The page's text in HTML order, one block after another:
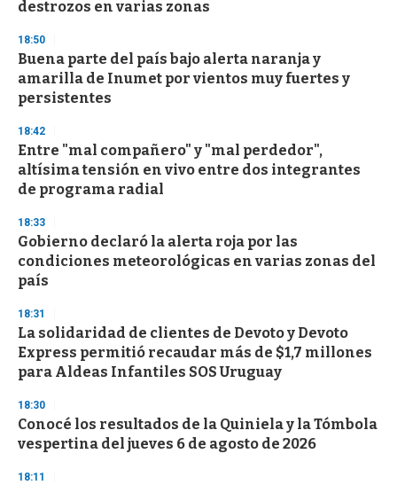
3
s
e
c
o
n
d
destrozos en varias zonas
18:50
Buena parte del país bajo alerta naranja y
amarilla de Inumet por vientos muy fuertes y
persistentes
18:42
Entre "mal compañero" y "mal perdedor",
altísima tensión en vivo entre dos integrantes
de programa radial
18:33
Gobierno declaró la alerta roja por las
condiciones meteorológicas en varias zonas del
país
18:31
La solidaridad de clientes de Devoto y Devoto
Express permitió recaudar más de $1,7 millones
para Aldeas Infantiles SOS Uruguay
18:30
Conocé los resultados de la Quiniela y la Tómbola
vespertina del jueves 6 de agosto de 2026
18:11